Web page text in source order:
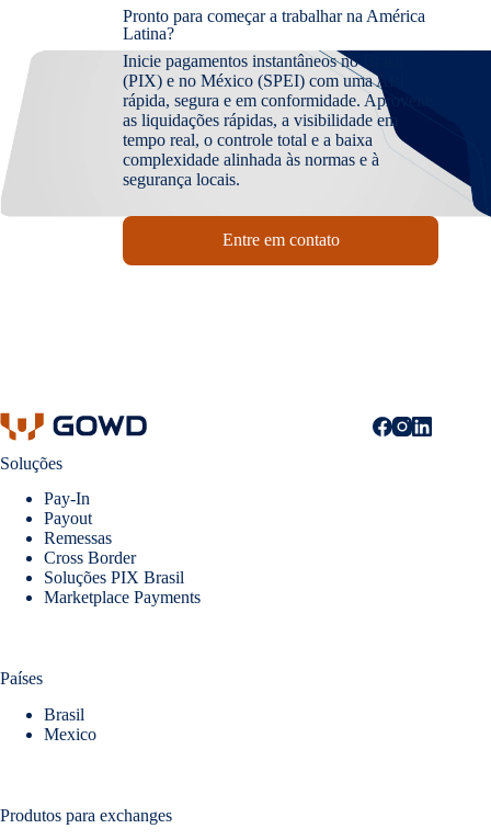
Pronto para começar a trabalhar na América
Latina?
Inicie pagamentos instantâneos no Brasil
(PIX) e no México (SPEI) com uma API
rápida, segura e em conformidade. Aproveite
as liquidações rápidas, a visibilidade em
tempo real, o controle total e a baixa
complexidade alinhada às normas e à
segurança locais.
Entre em contato
Soluções
Pay-In
Payout
Remessas
Cross Border
Soluções PIX Brasil
Marketplace Payments
Países
Brasil
Mexico
Produtos para exchanges